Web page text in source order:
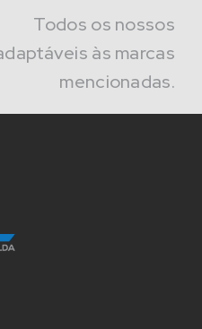
Todos os nossos
às marcas
mencionadas.